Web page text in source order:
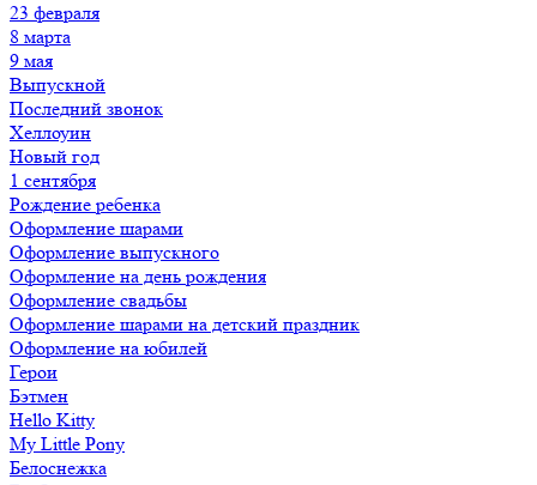
23 февраля
8 марта
9 мая
Выпускной
Последний звонок
Хеллоуин
Новый год
1 сентября
Рождение ребенка
Оформление шарами
Оформление выпускного
Оформление на день рождения
Оформление свадьбы
Оформление шарами на детский праздник
Оформление на юбилей
Герои
Бэтмен
Hello Kitty
My Little Pony
Белоснежка